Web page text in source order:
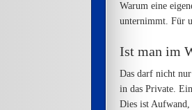
Warum eine
unternimmt. Für
Ist man im
Das darf nicht
in das Private.
Dies ist Aufwand,